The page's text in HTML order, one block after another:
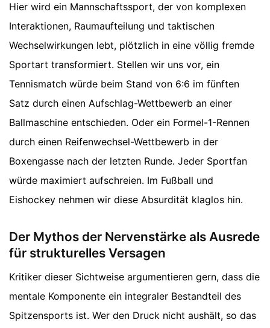
Hier wird ein Mannschaftssport, der von komplexen
Interaktionen, Raumaufteilung und taktischen
Wechselwirkungen lebt, plötzlich in eine völlig fremde
Sportart transformiert. Stellen wir uns vor, ein
Tennismatch würde beim Stand von 6:6 im fünften
Satz durch einen Aufschlag-Wettbewerb an einer
Ballmaschine entschieden. Oder ein Formel-1-Rennen
durch einen Reifenwechsel-Wettbewerb in der
Boxengasse nach der letzten Runde. Jeder Sportfan
würde maximiert aufschreien. Im Fußball und
Eishockey nehmen wir diese Absurdität klaglos hin.
Der Mythos der Nervenstärke als Ausrede
für strukturelles Versagen
Kritiker dieser Sichtweise argumentieren gern, dass die
mentale Komponente ein integraler Bestandteil des
Spitzensports ist. Wer den Druck nicht aushält, so das